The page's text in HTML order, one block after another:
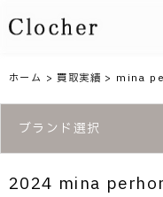
ホーム >買取実績 > mina
ブランド選択
2024 mina